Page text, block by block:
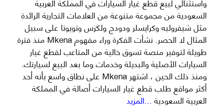
السعودية من مجموعة متنوعة من العلامات التجارية الرائدة
مثل شيفروليه وكرايسلر ودودج ولكزس وتويوتا على سبيل
المثال لا الحصر. نشأت الفكرة وراء مفهوم Mkena منذ فترة
طويلة لتوفير منصة تسوق خالية من المتاعب لقطع غيار
السيارات الأصلية والبديلة وخدمات وما بعد البيع لسيارتك.
ومنذ ذلك الحين ، اشتهر Mkena على نطاق واسع بأنه أحد
أكثر مواقع طلب قطع غيار السيارات أصالة في المملكة
العربية السعودية...المزيد